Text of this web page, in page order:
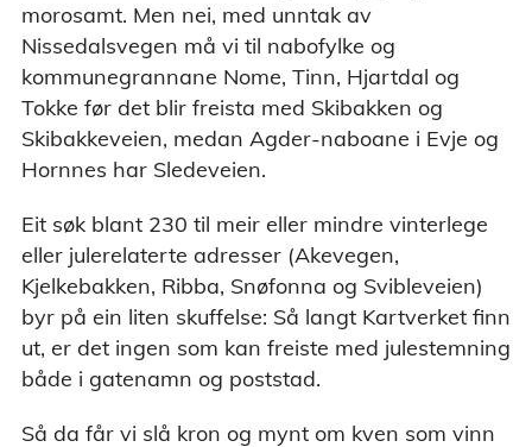
morosamt. Men nei, med unntak av
Nissedalsvegen må vi til nabofylke og
kommunegrannane Nome, Tinn, Hjartdal og
Tokke før det blir freista med Skibakken og
Skibakkeveien, medan Agder-naboane i Evje og
Hornnes har Sledeveien.
Eit søk blant 230 til meir eller mindre vinterlege
eller julerelaterte adresser (Akevegen,
Kjelkebakken, Ribba, Snøfonna og Svibleveien)
byr på ein liten skuffelse: Så langt Kartverket finn
ut, er det ingen som kan freiste med julestemning
både i gatenamn og poststad.
Så da får vi slå kron og mynt om kven som vinn